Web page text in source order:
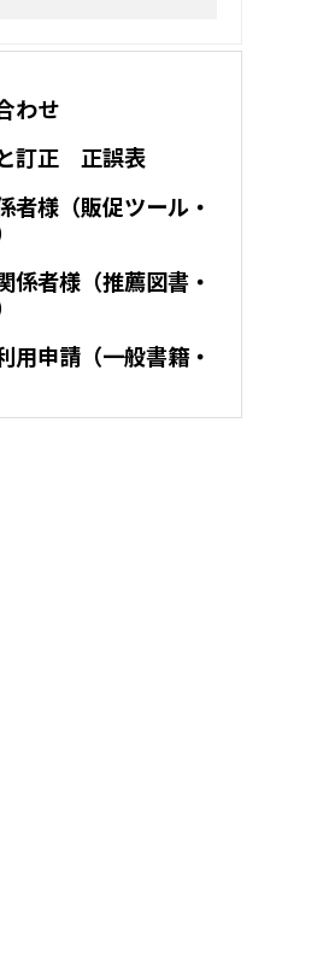
わせ
訂正 正誤表
者様（販促ツール・
係者様（推薦図書・
用申請（一般書籍・